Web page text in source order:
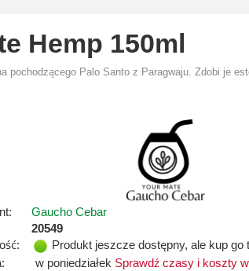
Hemp 150ml
pochodzącego Palo Santo z Paragwaju. Zdobi je
Gaucho Cebar
20549
Produkt jeszcze dostępny, ale kup go
w poniedziałek Sprawdź czasy i koszty